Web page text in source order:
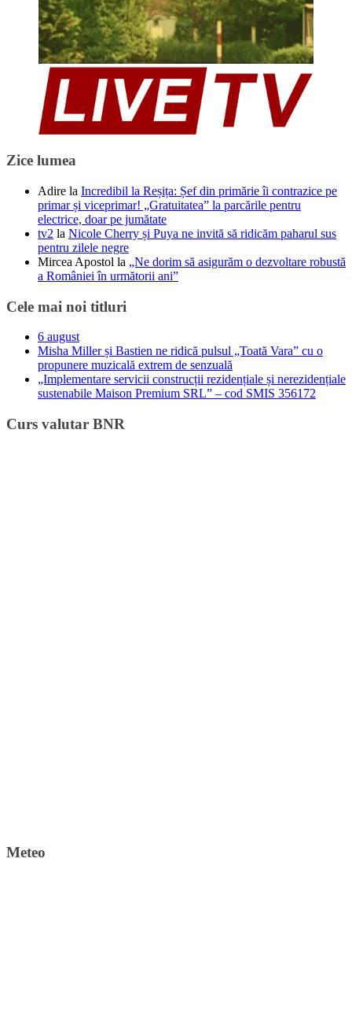
Zice lumea
Adire la Incredibil la Reșița: Șef din primărie îi contrazice pe
primar și viceprimar! „Gratuitatea” la parcările pentru
electrice, doar pe jumătate
tv2 la Nicole Cherry și Puya ne invită să ridicăm paharul sus
pentru zilele negre
Mircea Apostol la „Ne dorim să asigurăm o dezvoltare robustă
a României în următorii ani”
Cele mai noi titluri
6 august
Misha Miller și Bastien ne ridică pulsul „Toată Vara” cu o
propunere muzicală extrem de senzuală
„Implementare servicii construcții rezidențiale și nerezidențiale
sustenabile Maison Premium SRL” – cod SMIS 356172
Curs valutar BNR
Meteo